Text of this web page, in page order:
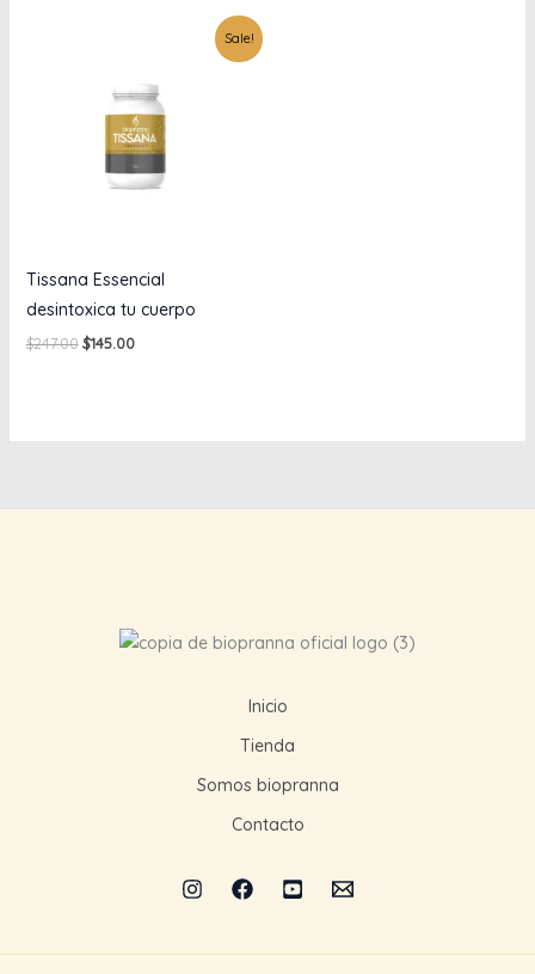
Sale!
Tissana Essencial
desintoxica tu cuerpo
$247.00 $145.00
$145.00.
Inicio
Tienda
Somos biopranna
Contacto